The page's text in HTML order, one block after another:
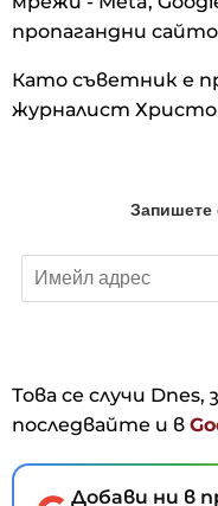
пропагандни
Като съветник е
журналист Христо
Това се случи
последвайте и в
Добави ни в